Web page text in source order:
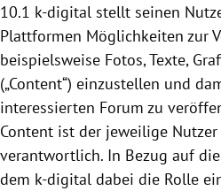
10.1 k-digital stellt seinen
Plattformen Möglichkeiten zur
beispielsweise Fotos, Texte,
(„Content“) einzustellen und
interessierten Forum zu
Content ist der jeweilige
verantwortlich. In Bezug auf
dem k-digital dabei die Rolle